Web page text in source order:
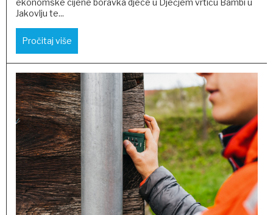
ekonomske cijene boravka djece u Dječjem vrtiću Bambi u
Jakovlju te...
Pročitaj više